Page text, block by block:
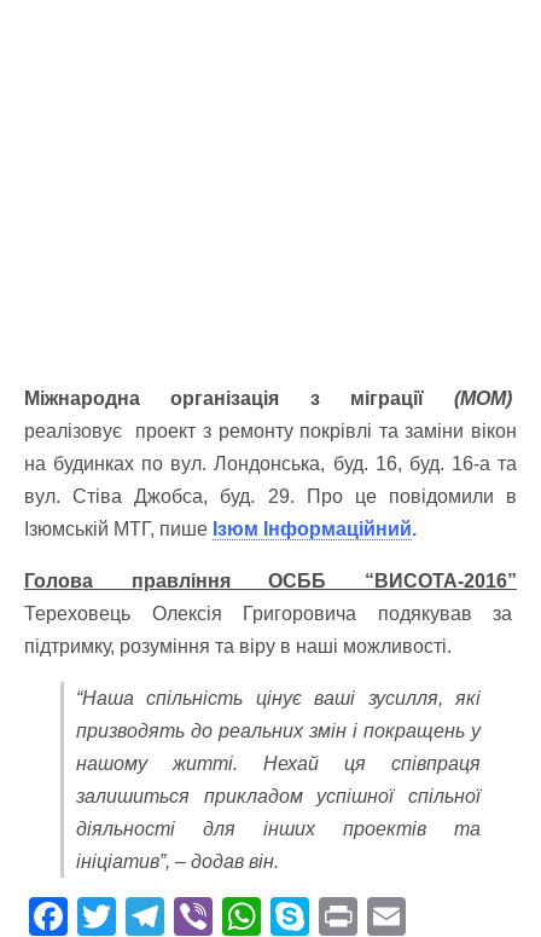
Міжнародна організація з міграції (МОМ)
реалізовує проект з ремонту покрівлі та заміни вікон
на будинках по вул. Лондонська, буд. 16, буд. 16-а та
вул. Стіва Джобса, буд. 29. Про це повідомили в
Ізюмській МТГ, пише Ізюм Інформаційний.
Голова правління ОСББ “ВИСОТА-2016”
Тереховець Олексія Григоровича подякував за
підтримку, розуміння та віру в наші можливості.
“Наша спільність цінує ваші зусилля, які
призводять до реальних змін і покращень у
нашому житті. Нехай ця співпраця
залишиться прикладом успішної спільної
діяльності для інших проектів та
ініціатив”, – додав він.
F T T Vi W S Pr